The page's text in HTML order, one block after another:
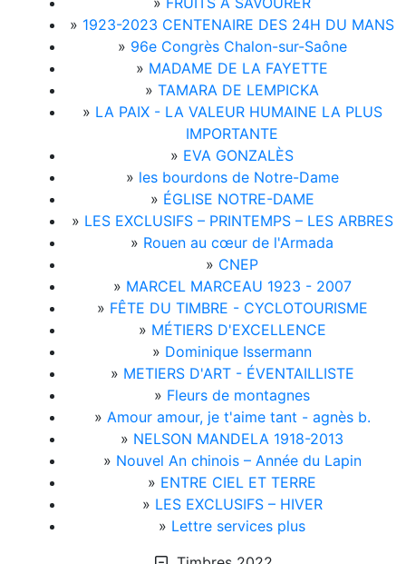
» 1923-2023 CENTENAIRE DES 24H DU MANS
» 96e Congrès Chalon-sur-Saône
» MADAME DE LA FAYETTE
» TAMARA DE LEMPICKA
» LA PAIX - LA VALEUR HUMAINE LA PLUS
IMPORTANTE
» EVA GONZALÈS
» les bourdons de Notre-Dame
» ÉGLISE NOTRE-DAME
» LES EXCLUSIFS – PRINTEMPS – LES ARBRES
» Rouen au cœur de l'Armada
» CNEP
» MARCEL MARCEAU 1923 - 2007
» FÊTE DU TIMBRE - CYCLOTOURISME
» MÉTIERS D'EXCELLENCE
» Dominique Issermann
» METIERS D'ART - ÉVENTAILLISTE
» Fleurs de montagnes
» Amour amour, je t'aime tant - agnès b.
» NELSON MANDELA 1918-2013
» Nouvel An chinois – Année du Lapin
» ENTRE CIEL ET TERRE
» LES EXCLUSIFS – HIVER
» Lettre services plus